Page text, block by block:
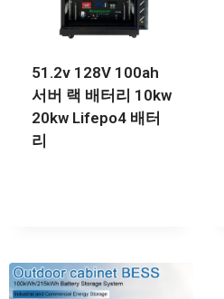
51.2v 128V 100ah
서버 랙 배터리 10kw
20kw Lifepo4 배터
리